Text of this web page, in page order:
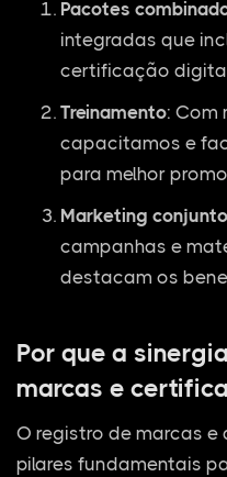
Pacotes
integradas que
certificação
Treinamento: Com
capacitamos e
para melhor
Marketing conjunto
campanhas e
destacam os
Por que a
marcas e
O registro de marcas
pilares fundamentais